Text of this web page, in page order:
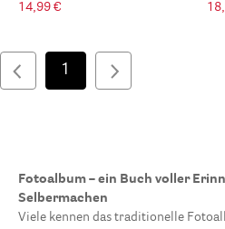
14,99 €
1
Fotoalbum – ein Buch voller
Selbermachen
Viele kennen das traditionelle